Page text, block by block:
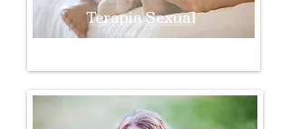
Terapia Sexual